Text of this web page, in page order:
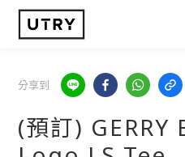
分享到
(預訂) GERRY